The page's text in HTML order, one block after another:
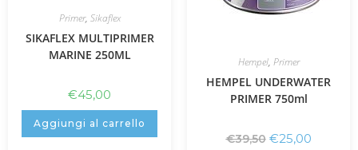
Primer, Sikaflex
SIKAFLEX MULTIPRIMER
MARINE 250ML
€45,00
Aggiungi al carrello
Hempel, Primer
HEMPEL UNDERWATER
PRIMER 750ml
€39,50 €25,00